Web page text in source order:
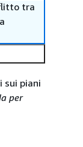
tra
sui piani
per